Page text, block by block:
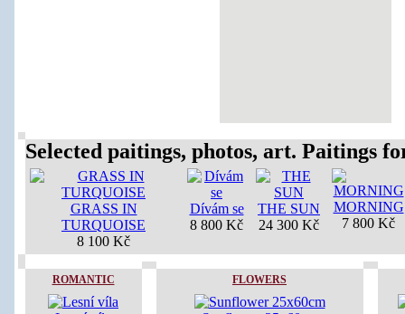
Selected paitings, photos, art. Paitings
GRASS IN
TURQUOISE
8 100 Kč
Dívám se
8 800 Kč
THE SUN
24 300 Kč
MORNING
7 800 Kč
ROMANTIC FLOWERS